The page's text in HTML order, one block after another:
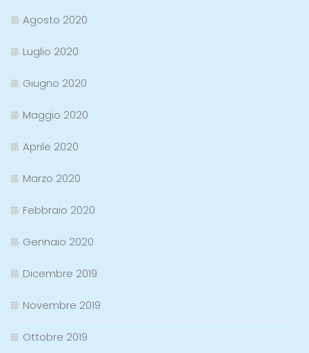
Agosto 2020
Luglio 2020
Giugno 2020
Maggio 2020
Aprile 2020
Marzo 2020
Febbraio 2020
Gennaio 2020
Dicembre 2019
Novembre 2019
Ottobre 2019